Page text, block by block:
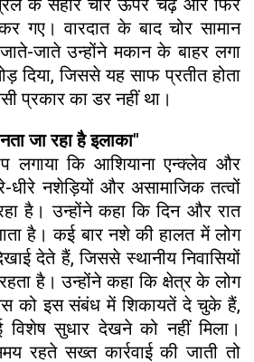
के सहारे चोर ऊपर चढ़े और फिर
गए। वारदात के बाद चोर सामान
जाते उन्होंने मकान के बाहर लगा
दिया, जिससे यह साफ प्रतीत होता
प्रकार का डर नहीं था।
जा रहा है इलाका"
लगाया कि आशियाना एन्क्लेव और
धीरे नशेड़ियों और असामाजिक तत्वों
है। उन्होंने कहा कि दिन और रात
है। कई बार नशे की हालत में लोग
देते हैं, जिससे स्थानीय निवासियों
है। उन्होंने कहा कि क्षेत्र के लोग
को इस संबंध में शिकायतें दे चुके हैं,
विशेष सुधार देखने को नहीं मिला।
रहते सख्त कार्रवाई की जाती तो